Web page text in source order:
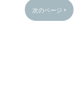
次のページ >